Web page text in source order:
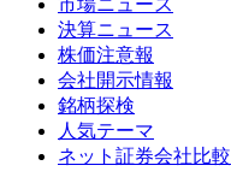
市場ニュース
決算ニュース
株価注意報
会社開示情報
銘柄探検
人気テーマ
ネット証券会社比較